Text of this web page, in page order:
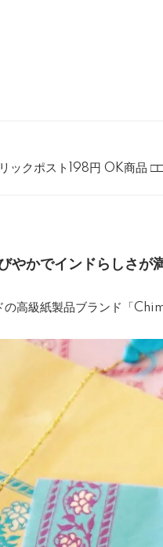
ックポスト198円 OK商品
やかでインドらしさが
の高級紙製品ブランド「